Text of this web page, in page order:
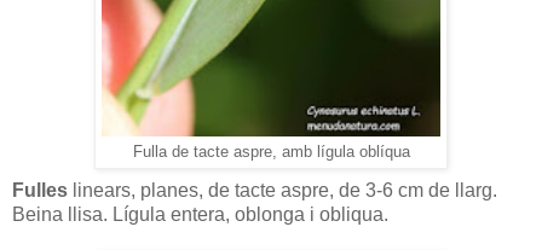
Fulla de tacte aspre, amb lígula oblíqua
Fulles linears, planes, de tacte aspre, de 3-6 cm de llarg.
Beina llisa. Lígula entera, oblonga i obliqua.